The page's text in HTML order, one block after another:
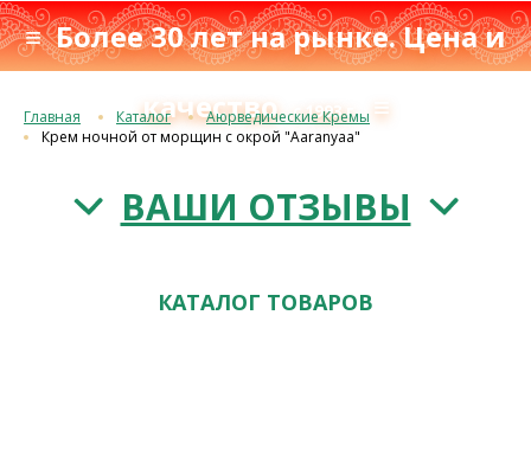
≡ Более 30 лет на рынке. Цена и
качествос 1993 г.≡
Главная Каталог
Аюрведические Кремы
Крем ночной от морщин с окрой "Aaranyaa"
ВАШИ ОТЗЫВЫ
КАТАЛОГ ТОВАРОВ